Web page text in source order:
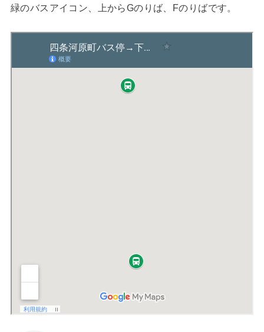
緑のバスアイコン、上からGのりば、Fのりばです。